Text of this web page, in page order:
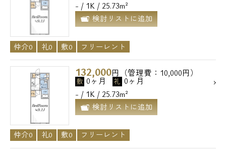
- / 1K / 25.73m²
検討リストに追加
仲介0 礼0 敷0 フリーレント
132,000円（管理費：10,000円）
敷 0ヶ月 礼 0ヶ月
- / 1K / 25.73m²
検討リストに追加
仲介0 礼0 敷0 フリーレント